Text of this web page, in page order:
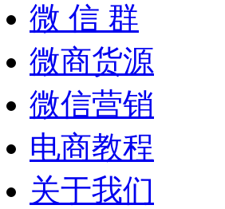
微 信 群
微商货源
微信营销
电商教程
关于我们